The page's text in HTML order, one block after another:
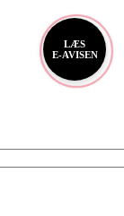
LÆS
E-AVISEN